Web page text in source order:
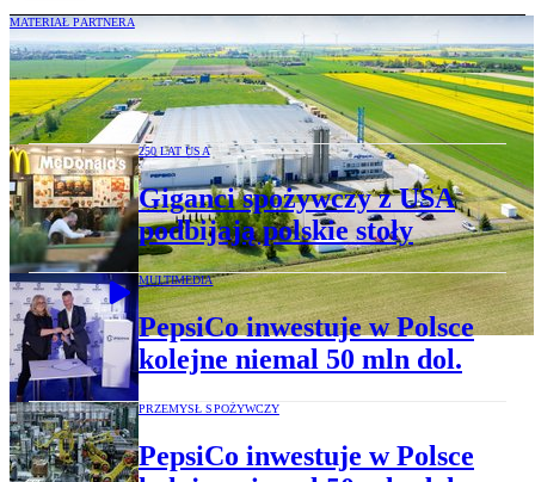
MATERIAŁ PARTNERA
Ponad 30 lat PepsiCo w Polsce: trzy
dekady rozwoju i nowe inwestycje
250 LAT USA
Giganci spożywczy z USA
podbijają polskie stoły
MULTIMEDIA
PepsiCo inwestuje w Polsce
kolejne niemal 50 mln dol.
PRZEMYSŁ SPOŻYWCZY
PepsiCo inwestuje w Polsce